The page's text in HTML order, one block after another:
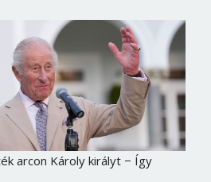
arcon Károly királyt − Így